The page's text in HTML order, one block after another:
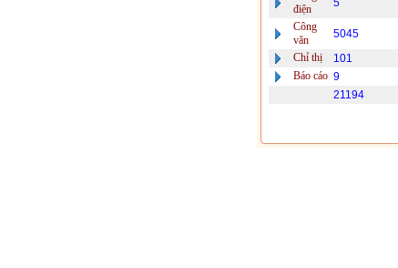
điện
5
Công
văn
5045
Chỉ thị
101
Báo cáo 9
21194